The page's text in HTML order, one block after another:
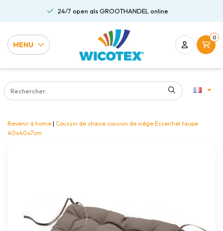
24/7 open als GROOTHANDEL online
MENU
0
Revenir à home | Coussin de chaise coussin de siège Essentiel taupe
40x40x7cm